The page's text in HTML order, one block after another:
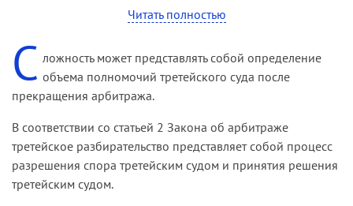
санкций и т. д. При неисполнении решения
стороны не лишены возможности
воспользоваться механизмом государственного
принуждения и вправе обратиться с заявлением
о выдаче исполнительного листа на
принудительное исполнение решения
третейского суда, к которому при его
легализации государственным судом возможно
в дальнейшем применение судебных мер
соглашения, не может быть признано решением
на согласованных условиях, равно как и
что стороны были предупреждены о возможном
пересмотре согласованных условий в
процедуре их утверждения составом
третейского суда, в материалах дела не имеется.
При таких обстоятельствах решение третейского
суда, утвердившее без учета мнения сторон
часть согласованных ими условий, противоречит
Читать полностью
С ложность может представлять собой определение
объема полномочий третейского суда после
прекращения арбитража.
В соответствии со статьей 2 Закона об арбитраже
третейское разбирательство представляет собой процесс
разрешения спора третейским судом и принятия решения
третейским судом.